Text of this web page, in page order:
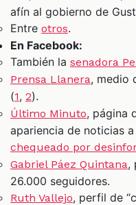
afín al gobierno de
Entre otros.
En Facebook:
También la senadora
Prensa Llanera, medio
(1, 2).
Último Minuto, página
apariencia de noticias
chequeado por
Gabriel Páez Quintana,
26.000 seguidores.
Ruth Vallejo, perfil de